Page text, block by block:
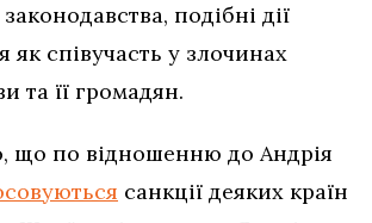
подібні дії
як співучасть у злочинах
та її громадян.
що по відношенню до Андрія
санкції деяких країн